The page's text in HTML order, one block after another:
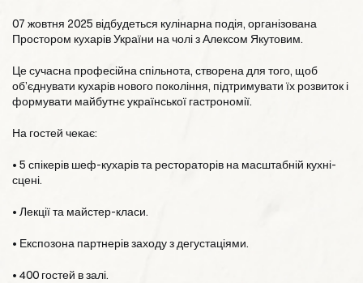
07 жовтня 2025 відбудеться кулінарна подія, організована
Простором кухарів України на чолі з Алексом Якутовим.
Це сучасна професійна спільнота, створена для того, щоб
об’єднувати кухарів нового покоління, підтримувати їх розвиток і
формувати майбутнє української гастрономії.
На гостей чекає:
• 5 спікерів шеф-кухарів та рестораторів на масштабній кухні-
сцені.
• Лекції та майстер-класи.
• Експозона партнерів заходу з дегустаціями.
• 400 гостей в залі.